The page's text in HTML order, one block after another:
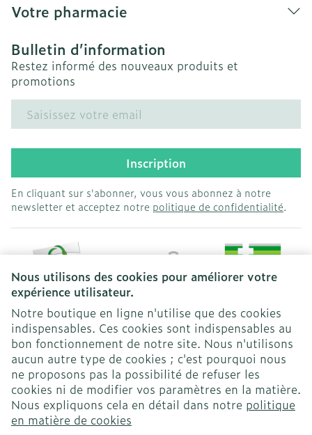
Nous utilisons des cookies pour améliorer votre
expérience utilisateur.
Notre boutique en ligne n'utilise que des cookies
indispensables. Ces cookies sont indispensables au
bon fonctionnement de notre site. Nous n'utilisons
aucun autre type de cookies ; c'est pourquoi nous
ne proposons pas la possibilité de refuser les
cookies ni de modifier vos paramètres en la matière.
Nous expliquons cela en détail dans notre politique
en matière de cookies
Votre pharmacie
Bulletin d’information
Restez informé des nouveaux produits et
promotions
Adresse mail
Inscription
En cliquant sur s'abonner, vous vous abonnez à notre
newsletter et acceptez notre politique de confidentialité.
Liens légaux